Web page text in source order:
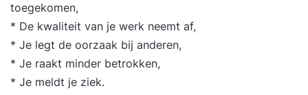
toegekomen,
* De kwaliteit van je werk neemt af,
* Je legt de oorzaak bij anderen,
* Je raakt minder betrokken,
* Je meldt je ziek.